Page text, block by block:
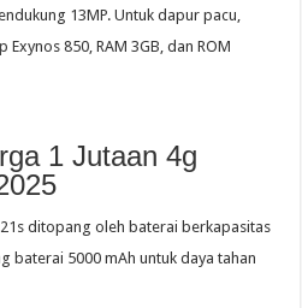
13MP. Untuk dapur pacu,
850, RAM 3GB, dan ROM
1 Jutaan 4g
ditopang oleh baterai berkapasitas
baterai 5000 mAh untuk daya tahan